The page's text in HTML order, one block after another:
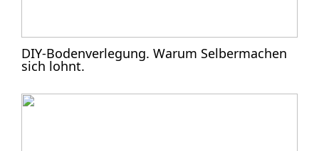
DIY-Bodenverlegung. Warum Selbermachen
sich lohnt.